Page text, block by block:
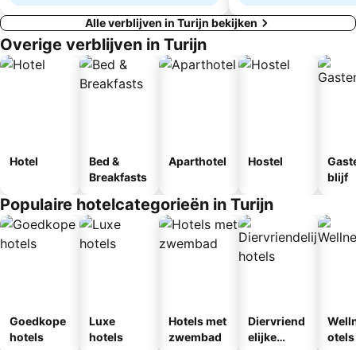
Alle verblijven in Turijn bekijken
Overige verblijven in Turijn
Hotel
Bed &
Breakfasts
Aparthotel Hostel
blijf
Populaire hotelcategorieën in Turijn
Goedkope
hotels
Luxe
hotels
Hotels met
zwembad
Diervriend
elijke
otels